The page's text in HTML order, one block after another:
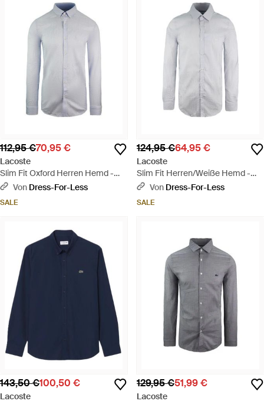
112,95 €70,95 €
Lacoste
Slim Fit Oxford Herren Hemd -
BlauVon Dress-For-Less
SALE
124,95 €64,95 €
Lacoste
Slim Fit Herren/Weiße Hemd -
BlauVon Dress-For-Less
SALE
143,50 €100,50 €
Lacoste
129,95 €51,99 €
Lacoste